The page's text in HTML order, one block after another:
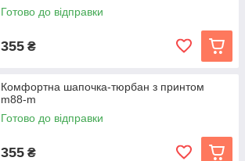
Готово до відправки
355 ₴
Комфортна шапочка-тюрбан з принтом
m88-m
Готово до відправки
355 ₴